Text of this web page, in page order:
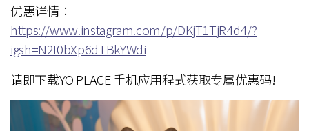
优惠详情：
https://www.instagram.com/p/DKjT1TjR4d4/?
igsh=N2I0bXp6dTBkYWdi
请即下载YO PLACE 手机应用程式获取专属优惠码!